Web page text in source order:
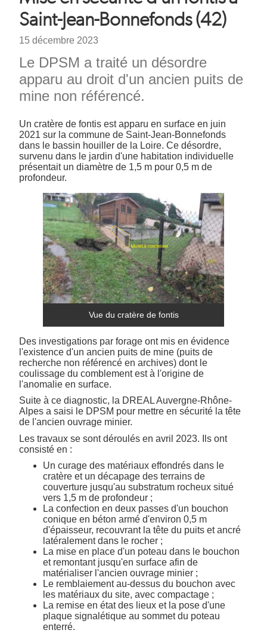
d'Ariane
Saint-Jean-Bonnefonds (42)
Date
15 décembre 2023
Chapeau
Le DPSM a traité un désordre
apparu au droit d'un ancien puits de
mine non référencé.
Texte
Un cratère de fontis est apparu en surface en juin
2021 sur la commune de Saint-Jean-Bonnefonds
dans le bassin houiller de la Loire. Ce désordre,
survenu dans le jardin d'une habitation individuelle
présentait un diamètre de 1,5 m pour 0,5 m de
profondeur.
Vue du cratère de fontis
Des investigations par forage ont mis en évidence
l'existence d'un ancien puits de mine (puits de
recherche non référencé en archives) dont le
coulissage du comblement est à l'origine de
l'anomalie en surface.
Suite à ce diagnostic, la DREAL Auvergne-Rhône-
Alpes a saisi le DPSM pour mettre en sécurité la tête
de l'ancien ouvrage minier.
Les travaux se sont déroulés en avril 2023. Ils ont
consisté en :
Un curage des matériaux effondrés dans le
cratère et un décapage des terrains de
couverture jusqu'au substratum rocheux situé
vers 1,5 m de profondeur ;
La confection en deux passes d'un bouchon
conique en béton armé d'environ 0,5 m
d'épaisseur, recouvrant la tête du puits et ancré
latéralement dans le rocher ;
La mise en place d'un poteau dans le bouchon
et remontant jusqu'en surface afin de
matérialiser l'ancien ouvrage minier ;
Le remblaiement au-dessus du bouchon avec
les matériaux du site, avec compactage ;
La remise en état des lieux et la pose d'une
plaque signalétique au sommet du poteau
enterré.